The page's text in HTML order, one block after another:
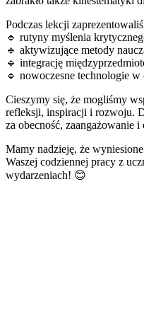
Podczas lekcji
🔹 rutyny myślenia
🔹 aktywizujące metody
🔹 integrację
🔹 nowoczesne technologie w
Cieszymy się, że mogliśmy
refleksji, inspiracji i rozwoju.
za obecność, zaangażowanie
Mamy nadzieję, że
Waszej codziennej pracy z
wydarzeniach! 😊